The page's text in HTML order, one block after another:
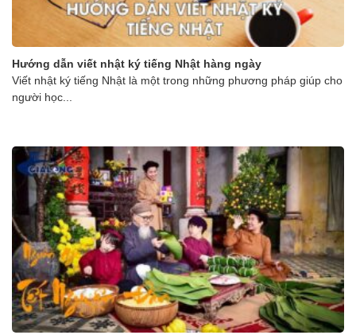
Hướng dẫn viết nhật ký tiếng Nhật hàng ngày
Viết nhật ký tiếng Nhật là một trong những phương pháp giúp cho
người học...